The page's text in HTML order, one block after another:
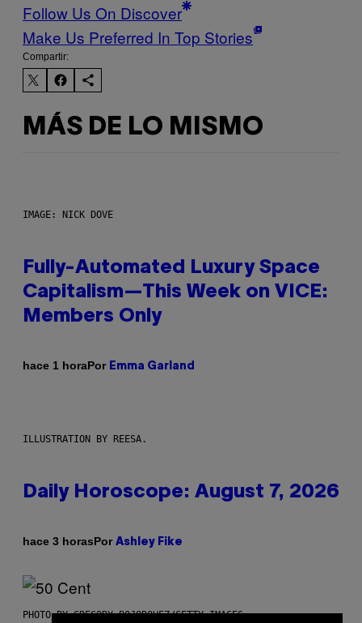
Follow Us On Discover
Make Us Preferred In Top Stories
Compartir:
MÁS DE LO MISMO
IMAGE: NICK DOVE
Fully-Automated Luxury Space
Capitalism—This Week on VICE:
Members Only
hace 1 horaPor Emma Garland
ILLUSTRATION BY REESA.
Daily Horoscope: August 7, 2026
hace 3 horasPor Ashley Fike
PHOTO BY GREGORY BOJORQUEZ/GETTY IMAGES